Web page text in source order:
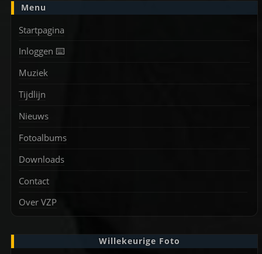
Menu
Startpagina
Inloggen ⌨️
Muziek
Tijdlijn
Nieuws
Fotoalbums
Downloads
Contact
Over VZP
Willekeurige Foto